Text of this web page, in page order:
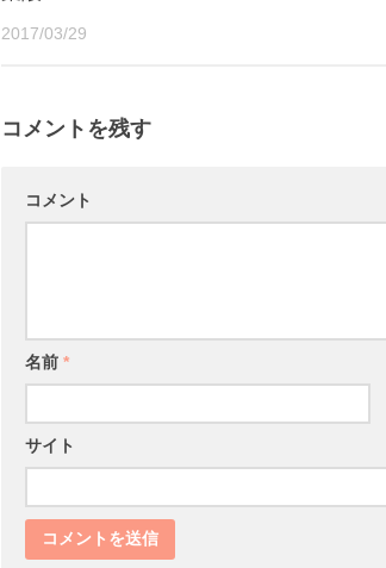
2017/03/29
コメントを残す
コメント
名前 *
サイト